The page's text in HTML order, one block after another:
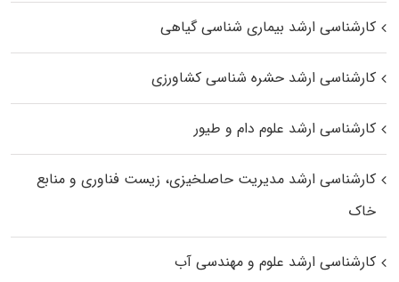
کارشناسی ارشد بیماری‌ شناسی گیاهی
کارشناسی ارشد حشره‌ شناسی کشاورزی
کارشناسی ارشد علوم دام و طیور
کارشناسی ارشد مدیریت حاصلخیزی، زیست فناوری و منابع
خاک
کارشناسی ارشد علوم و مهندسی آب